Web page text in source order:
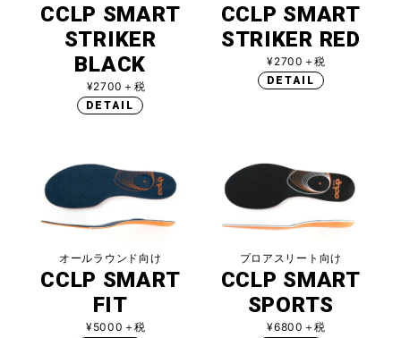
CCLP SMART
STRIKER
BLACK
¥2700＋税
DETAIL
CCLP SMART
STRIKER RED
¥2700＋税
DETAIL
オールラウンド向け
CCLP SMART
FIT
¥5000＋税
プロアスリート向け
CCLP SMART
SPORTS
¥6800＋税